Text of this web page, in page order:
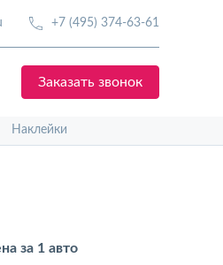
+7 (495) 374-63-61
Заказать звонок
Наклейки
за 1 авто